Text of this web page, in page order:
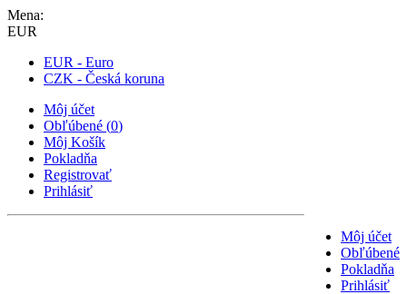
Mena:
EUR
EUR - Euro
CZK - Česká koruna
Môj účet
Obľúbené (0)
Môj Košík
Pokladňa
Registrovať
Prihlásiť
Môj účet
Obľúbené
Pokladňa
Prihlásiť